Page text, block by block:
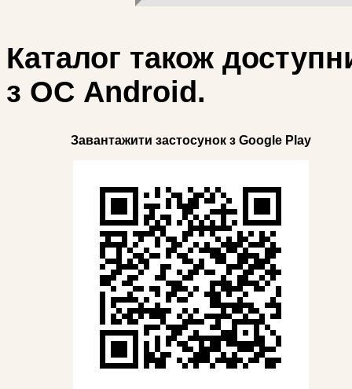
Каталог також
з ОС Android.
Завантажити застосунок з Google Play